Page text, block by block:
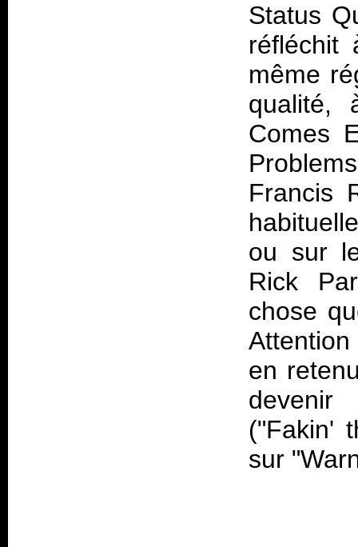
Status
réfléchit
même
qualité,
Comes
Francis
ou sur
Rick
chose
en
devenir
("Fakin'